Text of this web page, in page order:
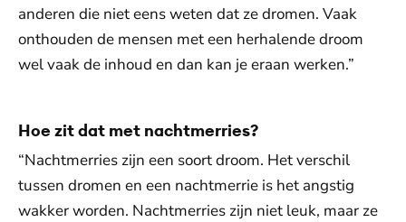
anderen die niet eens weten dat ze dromen. Vaak
onthouden de mensen met een herhalende droom
wel vaak de inhoud en dan kan je eraan werken.”
Hoe zit dat met nachtmerries?
“Nachtmerries zijn een soort droom. Het verschil
tussen dromen en een nachtmerrie is het angstig
wakker worden. Nachtmerries zijn niet leuk, maar ze